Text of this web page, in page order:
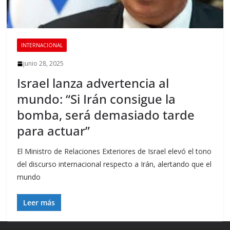
INTERNACIONAL
junio 28, 2025
Israel lanza advertencia al
mundo: “Si Irán consigue la
bomba, será demasiado tarde
para actuar”
El Ministro de Relaciones Exteriores de Israel elevó el tono
del discurso internacional respecto a Irán, alertando que el
mundo
Leer más